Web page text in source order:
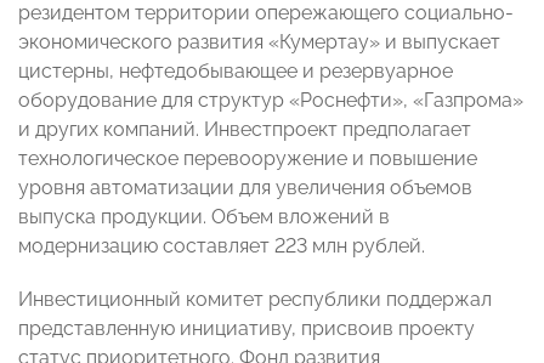
резидентом территории опережающего социально-
экономического развития «Кумертау» и выпускает
цистерны, нефтедобывающее и резервуарное
оборудование для структур «Роснефти», «Газпрома»
и других компаний. Инвестпроект предполагает
технологическое перевооружение и повышение
уровня автоматизации для увеличения объемов
выпуска продукции. Объем вложений в
модернизацию составляет 223 млн рублей.
Инвестиционный комитет республики поддержал
представленную инициативу, присвоив проекту
статус приоритетного. Фонд развития